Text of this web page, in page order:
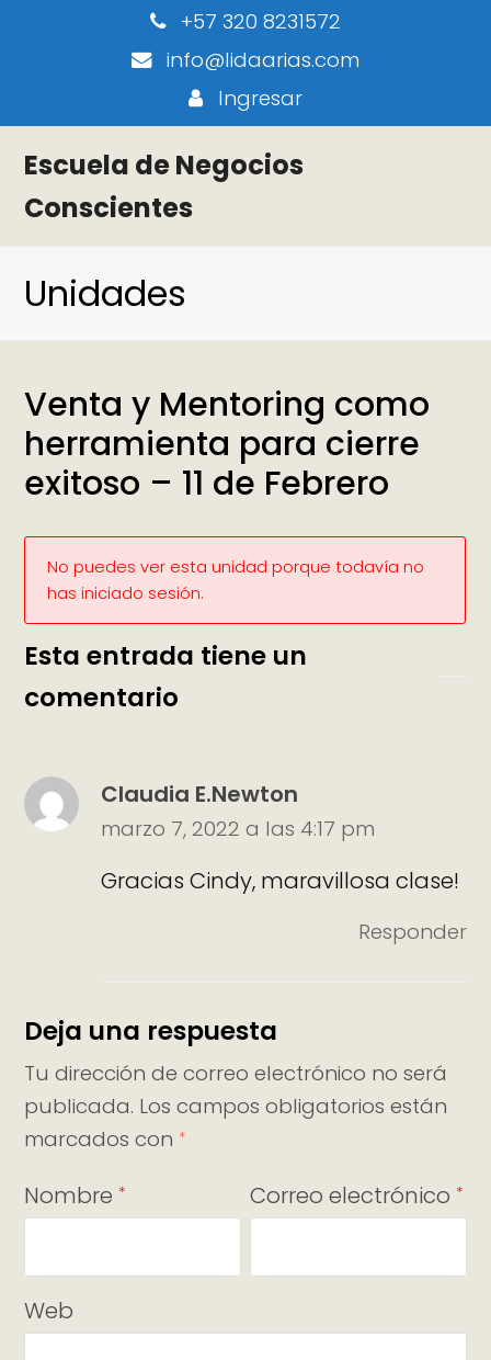
+57 320 8231572
info@lidaarias.com
Ingresar
Escuela de Negocios
Conscientes
Unidades
Venta y Mentoring como
herramienta para cierre
exitoso – 11 de Febrero
No puedes ver esta unidad porque todavía no
has iniciado sesión.
Esta entrada tiene un
comentario
Claudia E.Newton
marzo 7, 2022 a las 4:17 pm
Gracias Cindy, maravillosa clase!
Responder
Deja una respuesta
Tu dirección de correo electrónico no será
publicada. Los campos obligatorios están
marcados con *
Nombre * Correo electrónico *
Web